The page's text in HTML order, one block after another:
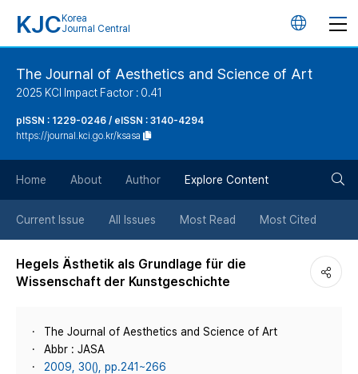
KJC Korea
Journal Central
언
튼
The Journal of Aesthetics and Science of Art
2025 KCI Impact Factor : 0.41
pISSN : 1229-0246 / eISSN : 3140-4294
https://journal.kci.go.kr/ksasa
Home About Author Explore Content
Current Issue All Issues Most Read Most Cited
Hegels Ästhetik als Grundlage für die
Wissenschaft der Kunstgeschichte
The Journal of Aesthetics and Science of Art
Abbr : JASA
2009, 30(), pp.241~266